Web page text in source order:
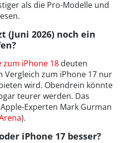
als die Pro-Modelle und
(Juni 2026) noch ein
zum iPhone 18 deuten
Vergleich zum iPhone 17 nur
wird. Obendrein könnte
teurer werden. Das
Experten Mark Gurman
).
iPhone 17 besser?